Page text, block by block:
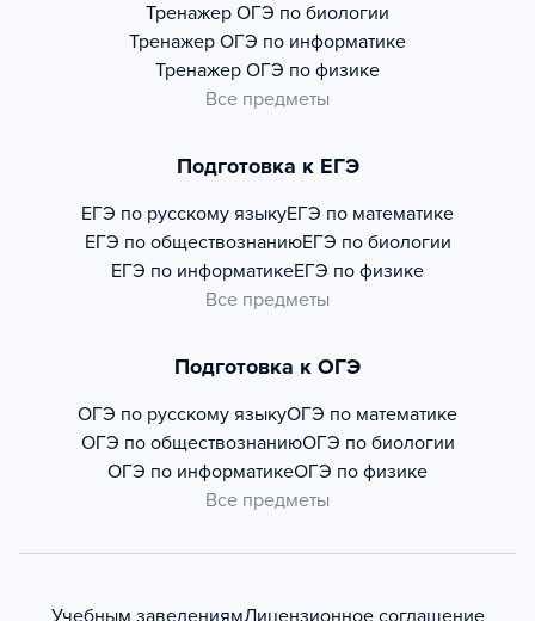
Тренажер ОГЭ по биологии
Тренажер ОГЭ по информатике
Тренажер ОГЭ по физике
Все предметы
Подготовка к ЕГЭ
ЕГЭ по русскому языкуЕГЭ по математике
ЕГЭ по обществознаниюЕГЭ по биологии
ЕГЭ по информатикеЕГЭ по физике
Все предметы
Подготовка к ОГЭ
ОГЭ по русскому языкуОГЭ по математике
ОГЭ по обществознаниюОГЭ по биологии
ОГЭ по информатикеОГЭ по физике
Все предметы
Учебным заведениямЛицензионное соглашение